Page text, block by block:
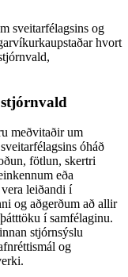
sveitarfélagsins og
hvort
meðvitaðir um
óháð
fötlun, skertri
eða
leiðandi í
og aðgerðum að allir
í samfélaginu.
stjórnsýslu
og